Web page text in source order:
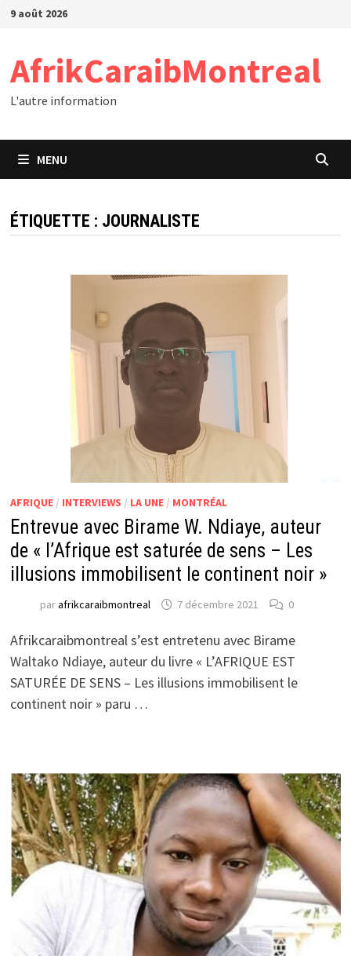
Passer
9 août 2026
AfrikCaraibMontreal
L'autre information
MENU
ÉTIQUETTE : JOURNALISTE
AFRIQUE/ INTERVIEWS / LA UNE/ MONTRÉAL
Entrevue avec Birame W. Ndiaye, auteur
de « l’Afrique est saturée de sens – Les
illusions immobilisent le continent noir »
parafrikcaraibmontreal 7 décembre 2021 0
Afrikcaraibmontreal s’est entretenu avec Birame
Waltako Ndiaye, auteur du livre « L’AFRIQUE EST
SATURÉE DE SENS – Les illusions immobilisent le
continent noir » paru …